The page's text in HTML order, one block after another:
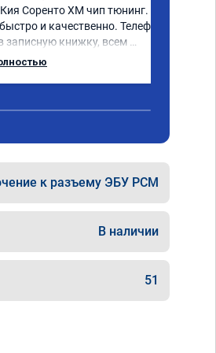
Соренто XM чип тюнинг.
и качественно. Телефон
записную книжку, всем
Еще вот поеду в ближайшее
к разъему ЭБУ PCM
В наличии
51